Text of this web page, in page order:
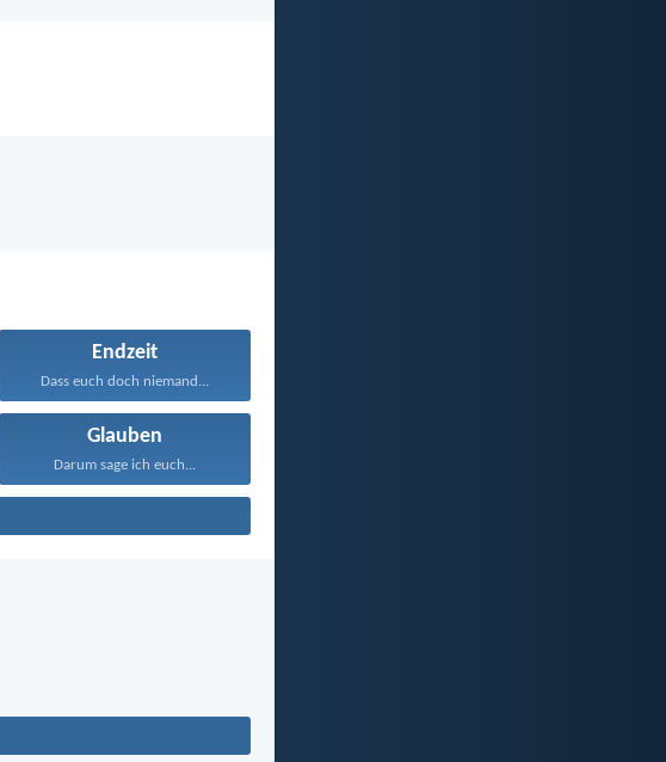
Endzeit
Dass euch doch niemand...
Glauben
Darum sage ich euch...